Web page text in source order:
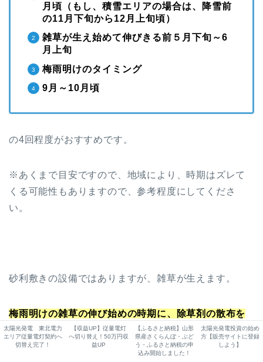
月頃（もし、積雪エリアの場合は、降雪前
の11月下旬から12月上旬頃）
雑草が生え始めて伸びきる前５月下旬～6
月上旬
梅雨明けのタイミング
9月～10月頃
の4回程度がおすすめです。
※あくまで目安ですので、地域により、時期はズレて
くる可能性もありますので、参考程度にしてくださ
い。
砂利敷きの設備ではありますが、雑草が生えます。
梅雨明けの雑草の伸び始めの時期に、除草剤の散布を
行いましょう。
太陽光発電 東北電力
エリア従量電灯契約へ
切替え完了！
【収益UP】従量電灯
へ切り替え！50万円収
益UP
【ふるさと納税】山形
県産さくらんぼ・ぶど
う・ふるさと納税の申
込み開始しました！
太陽光発電投資の始め
方【販売サイトに登録
しよう】